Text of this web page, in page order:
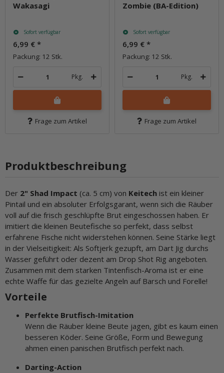
Wakasagi
Sofort verfügbar
6,99 € *
Packung: 12 Stk.
Pkg.
Frage zum Artikel
Zombie (BA-Edition)
Sofort verfügbar
6,99 € *
Packung: 12 Stk.
Pkg.
Frage zum Artikel
Produktbeschreibung
Der 2" Shad Impact (ca. 5 cm) von Keitech ist ein kleiner
Pintail und ein absoluter Erfolgsgarant, wenn sich die Räuber
voll auf die frisch geschlüpfte Brut eingeschossen haben. Er
imitiert die kleinen Beutefische so perfekt, dass selbst
erfahrene Fische nicht widerstehen können. Seine Stärke liegt
in der Vielseitigkeit: Als Softjerk gezupft, am Dart Jig durchs
Wasser geführt oder dezent am Drop Shot Rig angeboten.
Zusammen mit dem starken Tintenfisch-Aroma ist er eine
echte Waffe für das gezielte Angeln auf Barsch und Forelle!
Vorteile
Perfekte Brutfisch-Imitation
Wenn die Räuber kleine Beute jagen, gibt es kaum einen
besseren Köder. Seine Größe, Form und Bewegung
ahmen einen panischen Brutfisch perfekt nach.
Darting-Action